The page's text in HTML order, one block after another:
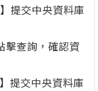
提交中央資料庫
擊查詢，確認資
提交中央資料庫